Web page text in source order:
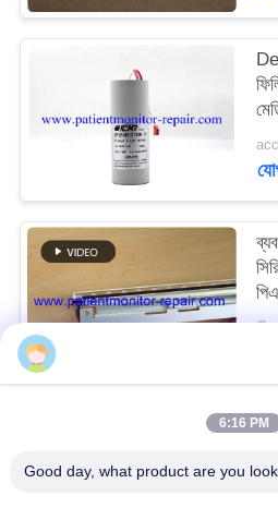
NEWS
PRIVACY
POLICY
6:16 PM
Good day, what product are you